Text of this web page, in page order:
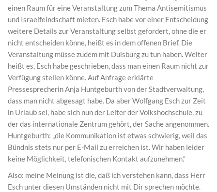
einen Raum für eine Veranstaltung zum Thema Antisemitismus
und Israelfeindschaft mieten. Esch habe vor einer Entscheidung
weitere Details zur Veranstaltung selbst gefordert, ohne die er
nicht entscheiden könne, heißt es in dem offenen Brief. Die
Veranstaltung müsse zudem mit Duisburg zu tun haben. Weiter
heißt es, Esch habe geschrieben, dass man einen Raum nicht zur
Verfügung stellen könne. Auf Anfrage erklärte
Pressesprecherin Anja Huntgeburth von der Stadtverwaltung,
dass man nicht abgesagt habe. Da aber Wolfgang Esch zur Zeit
in Urlaub sei, habe sich nun der Leiter der Volkshochschule, zu
der das internationale Zentrum gehört, der Sache angenommen.
Huntgeburth: „die Kommunikation ist etwas schwierig, weil das
Bündnis stets nur per E-Mail zu erreichen ist. Wir haben leider
keine Möglichkeit, telefonischen Kontakt aufzunehmen.“
Also: meine Meinung ist die, daß ich verstehen kann, dass Herr
Esch unter diesen Umständen nicht mit Dir sprechen möchte.